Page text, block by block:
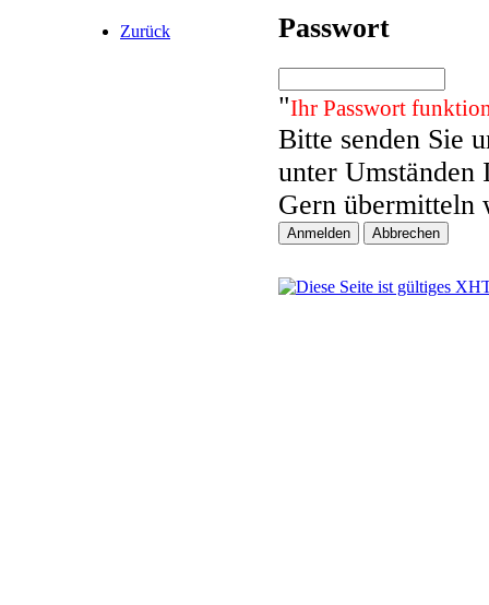
Zurück Passwort
"Ihr Passwort
Bitte senden Sie
unter Umständen
Gern übermitteln